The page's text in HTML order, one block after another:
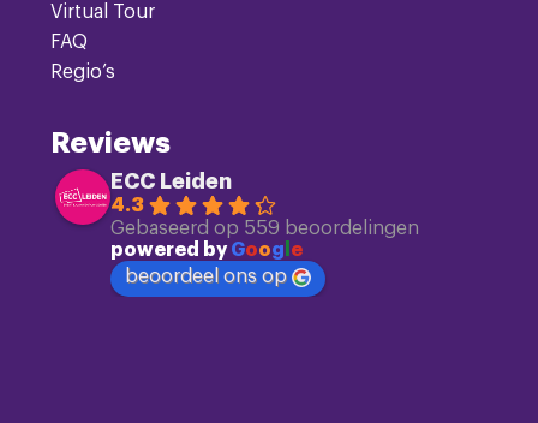
Virtual Tour
FAQ
Regio’s
Reviews
ECC Leiden
4.3
Gebaseerd op 559 beoordelingen
powered byGoog e
beoordeel ons op